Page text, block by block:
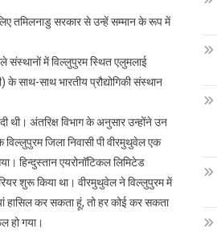
तमिलनाडु सरकार से उन्हें सम्मान के रूप में
संस्थानों में विल्लुपुरम स्थित एलुमलाई
के साथ-साथ भारतीय प्रौद्योगिकी संस्थान
थी। अंतरिक्ष विभाग के अनुसार उन्होंने उन
जिला निवासी पी वीरमुथुवेल एक
हिन्दुस्तान एयरोनॉटिकल लिमिटेड
शुरू किया था। वीरमुथुवेल ने विल्लुपुरम में
हासिल कर सकता हूं, तो हर कोई कर सकता
हो गया।